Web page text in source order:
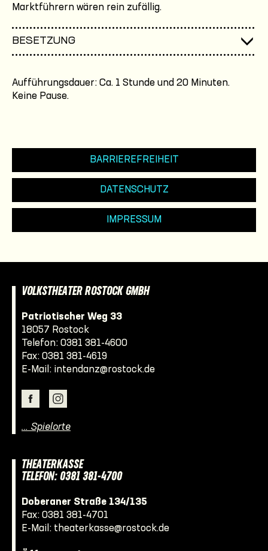
Marktführern wären rein zufällig.
BESETZUNG
Aufführungsdauer: Ca. 1 Stunde und 20 Minuten.
Keine Pause.
BARRIEREFREIHEIT
DATENSCHUTZ
IMPRESSUM
VOLKSTHEATER ROSTOCK GMBH
Patriotischer Weg 33
18057 Rostock
Telefon: 0381 381-4600
Fax: 0381 381-4619
E-Mail: intendanz@rostock.de
… Spielorte
THEATERKASSE
TELEFON: 0381 381-4700
Doberaner Straße 134/135
Fax: 0381 381-4701
E-Mail: theaterkasse@rostock.de